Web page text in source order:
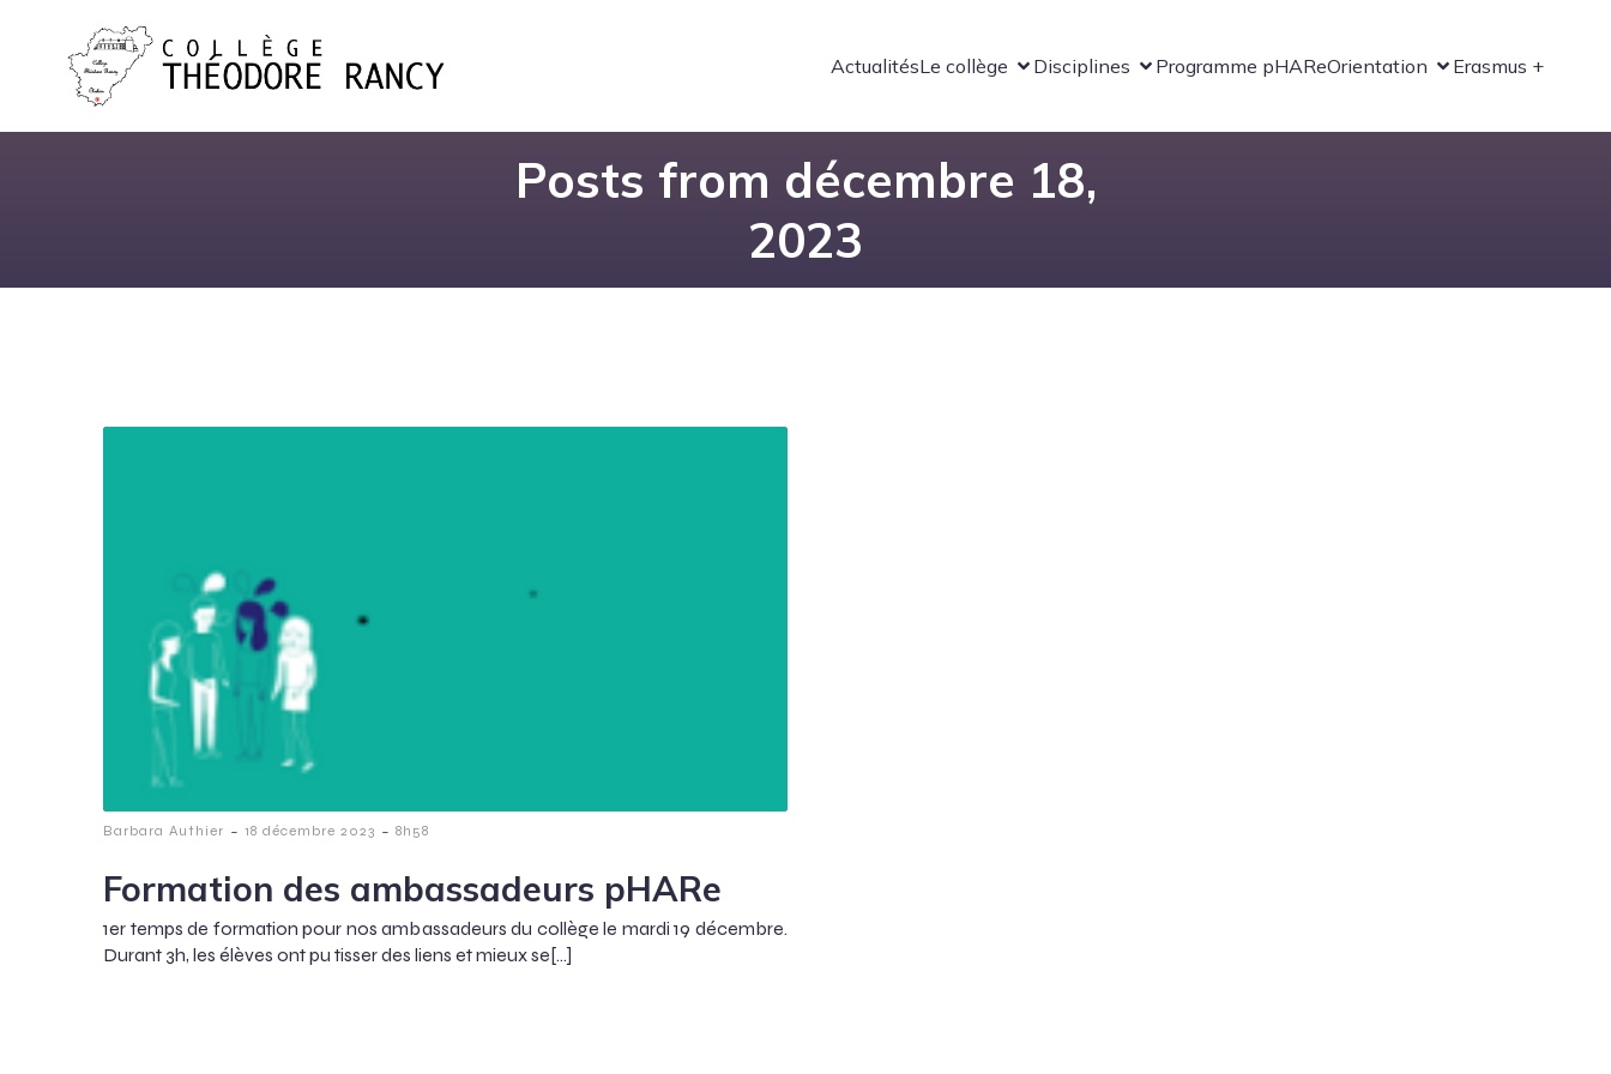
ActualitésLe collège Disciplines Programme pHAReOrientation Erasmus +
Posts from décembre 18,
2023
Barbara Authier - 18 décembre 2023 - 8h58
Formation des ambassadeurs pHARe
1er temps de formation pour nos ambassadeurs du collège le mardi 19 décembre.
Durant 3h, les élèves ont pu tisser des liens et mieux se[…]